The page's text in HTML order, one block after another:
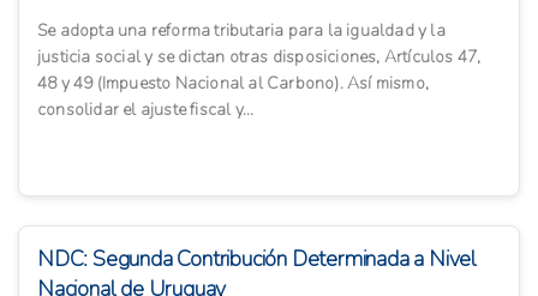
Se adopta una reforma tributaria para la igualdad y la
justicia social y se dictan otras disposiciones, Artículos 47,
48 y 49 (Impuesto Nacional al Carbono). Así mismo,
consolidar el ajuste fiscal y...
NDC: Segunda Contribución Determinada a Nivel
Nacional de Uruguay